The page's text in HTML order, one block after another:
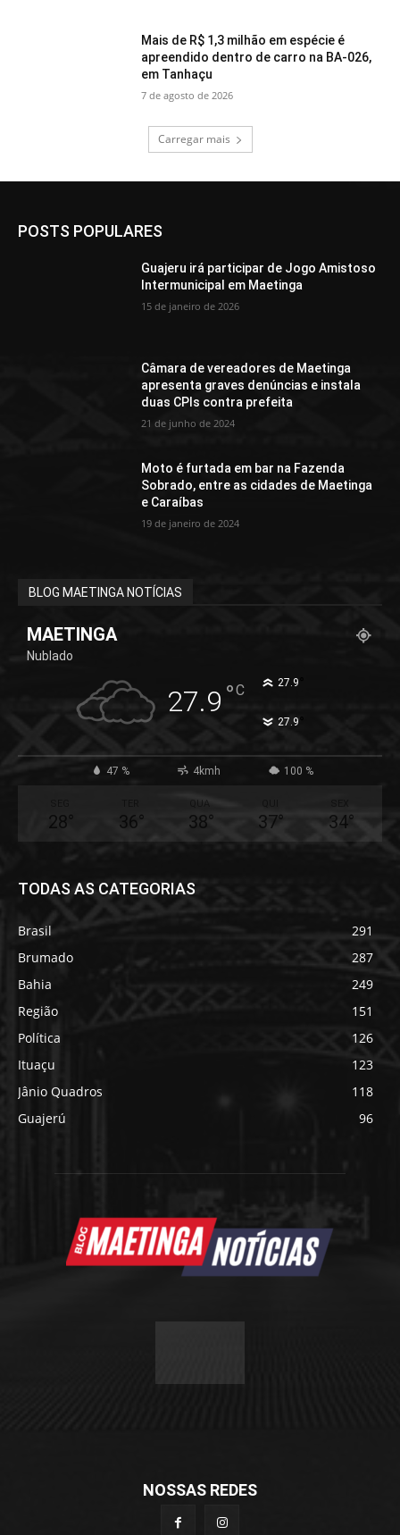
Mais de R$ 1,3 milhão em espécie é
apreendido dentro de carro na BA-026,
em Tanhaçu
7 de agosto de 2026
Carregar mais
POSTS POPULARES
Guajeru irá participar de Jogo Amistoso
Intermunicipal em Maetinga
15 de janeiro de 2026
Câmara de vereadores de Maetinga
apresenta graves denúncias e instala
duas CPIs contra prefeita
21 de junho de 2024
Moto é furtada em bar na Fazenda
Sobrado, entre as cidades de Maetinga
e Caraíbas
19 de janeiro de 2024
BLOG MAETINGA NOTÍCIAS
MAETINGA
Nublado
27.9 °C 27.9
27.9
47 % 4kmh 100 %
28° 36°
QUA
38° 37° 34°
TODAS AS CATEGORIAS
Brasil
291
Brumado
287
Bahia
249
Região
151
Política
126
Ituaçu
123
Jânio Quadros
118
Guajerú
96
NOSSAS REDES